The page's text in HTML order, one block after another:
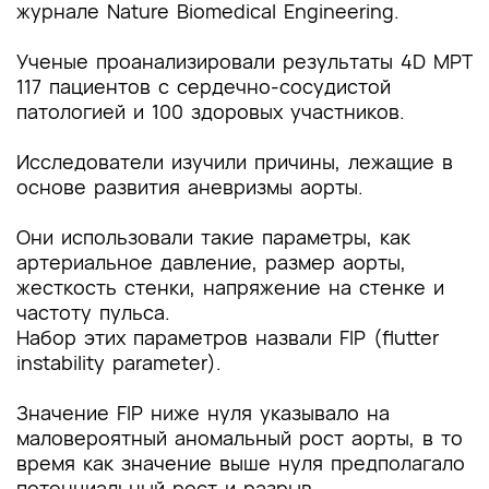
журнале Nature Biomedical Engineering.
Ученые проанализировали результаты 4D МРТ
117 пациентов с сердечно-сосудистой
патологией и 100 здоровых участников.
Исследователи изучили причины, лежащие в
основе развития аневризмы аорты.
Они использовали такие параметры, как
артериальное давление, размер аорты,
жесткость стенки, напряжение на стенке и
частоту пульса.
Набор этих параметров назвали FIP (flutter
instability parameter).
Значение FIP ниже нуля указывало на
маловероятный аномальный рост аорты, в то
время как значение выше нуля предполагало